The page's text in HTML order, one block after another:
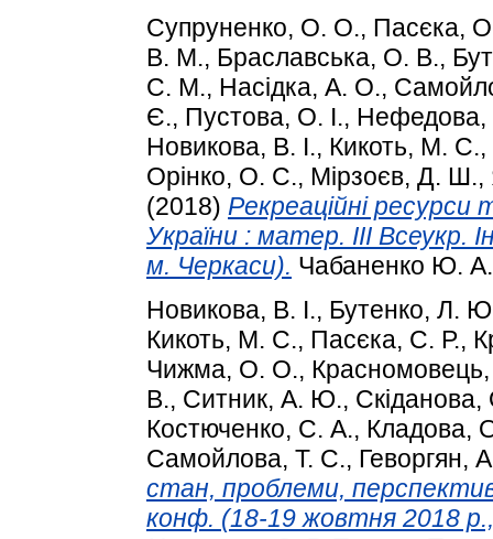
Супруненко, О. О., Пасєка,
В. М., Браславська, О. В.,
С. М., Насідка, А. О.,
Є., Пустова, О. І.,
Новикова, В. І., Кикоть, М. С.,
Орінко, О. С., Мірзоєв, Д. Ш.,
(2018) Рекреаційні ресурси
України : матер. ІІI
м. Черкаси). Чабаненко Ю.
Новикова, В. І., Бутенко, Л.
Кикоть, М. С., Пасєка, С. Р.,
Чижма, О. О.,
В., Ситник, А. Ю.,
Костюченко, С. А., Кладова,
Самойлова, Т. С., Геворгян,
стан, проблеми,
конф. (18-19 жовтня 2018 р.,